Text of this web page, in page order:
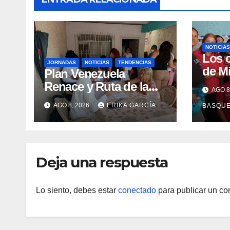
JORNADAS NOTICIAS TENDENCIAS
Plan Venezuela
Renace y Ruta de la
Aragüeñidad
garantizan atención
médica integral en
AGO 8, 2026 ERIKA GARCÍA
NOTICIAS
Los
de
AGO
Deja una respuesta
Lo siento, debes estar conectado para publicar un